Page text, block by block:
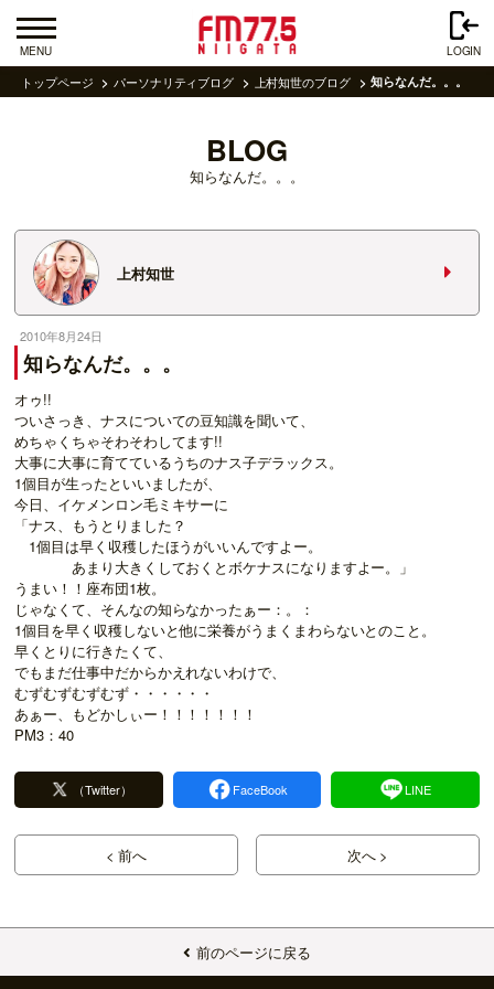
MENU LOGIN
トップページ パーソナリティブログ 上村知世のブログ 知らなんだ。。。
BLOG
知らなんだ。。。
上村知世
2010年8月24日
知らなんだ。。。
オゥ!!
ついさっき、ナスについての豆知識を聞いて、
めちゃくちゃそわそわしてます!!
大事に大事に育てているうちのナス子デラックス。
1個目が生ったといいましたが、
今日、イケメンロン毛ミキサーに
「ナス、もうとりました？
1個目は早く収穫したほうがいいんですよー。
あまり大きくしておくとボケナスになりますよー。」
うまい！！座布団1枚。
じゃなくて、そんなの知らなかったぁー：。：
1個目を早く収穫しないと他に栄養がうまくまわらないとのこと。
早くとりに行きたくて、
でもまだ仕事中だからかえれないわけで、
むずむずむずむず・・・・・・
あぁー、もどかしぃー！！！！！！！
PM3：40
（Twitter） FaceBook LINE
< 前へ 次へ >
前のページに戻る